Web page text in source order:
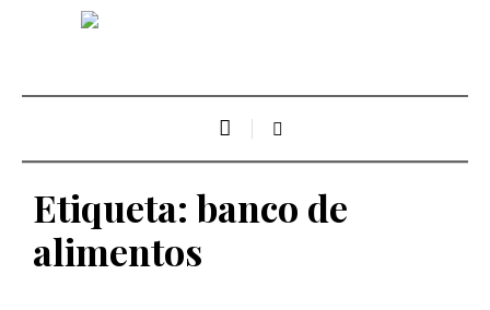
Etiqueta:banco de
alimentos